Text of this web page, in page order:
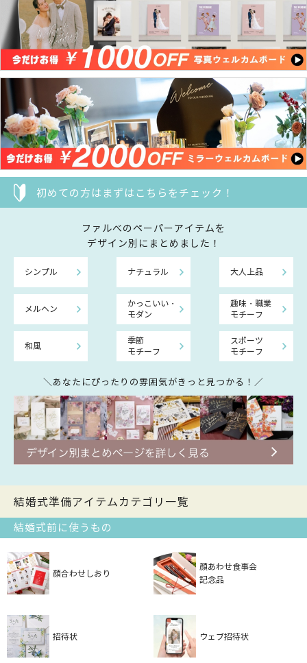
初めての方はまずはこちらをチェック！
ファルべのペーパーアイテムを
デザイン別にまとめました！
シンプル ナチュラル 大人上品
メルヘン
かっこいい・
モダン
趣味・職業
モチーフ
和風
季節
モチーフ
スポーツ
モチーフ
＼あなたにぴったりの雰囲気がきっと見つかる！／
結婚式準備アイテムカテゴリ一覧
結婚式前に使うもの
顔合わせしおり
顔あわせ食事会
記念品
招待状 ウェブ招待状